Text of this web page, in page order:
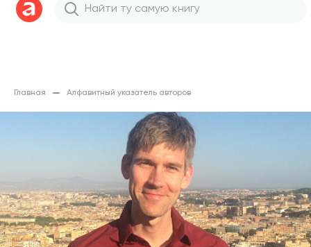
Главная Алфавитный указатель авторов